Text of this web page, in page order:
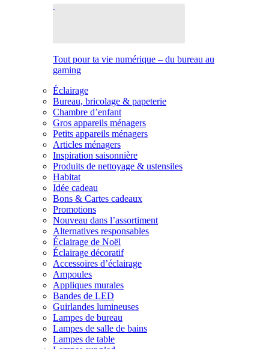
Tout pour ta vie numérique – du bureau au
gaming
Éclairage
Bureau, bricolage & papeterie
Chambre d’enfant
Gros appareils ménagers
Petits appareils ménagers
Articles ménagers
Inspiration saisonnière
Produits de nettoyage & ustensiles
Habitat
Idée cadeau
Bons & Cartes cadeaux
Promotions
Nouveau dans l’assortiment
Alternatives responsables
Éclairage de Noël
Éclairage décoratif
Accessoires d’éclairage
Ampoules
Appliques murales
Bandes de LED
Guirlandes lumineuses
Lampes de bureau
Lampes de salle de bains
Lampes de table